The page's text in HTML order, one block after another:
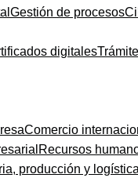
Gestión de procesos
digitales
Comercio
Recursos
producción y logística